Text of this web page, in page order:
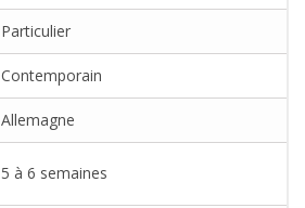
Particulier
Contemporain
Allemagne
5 à 6 semaines